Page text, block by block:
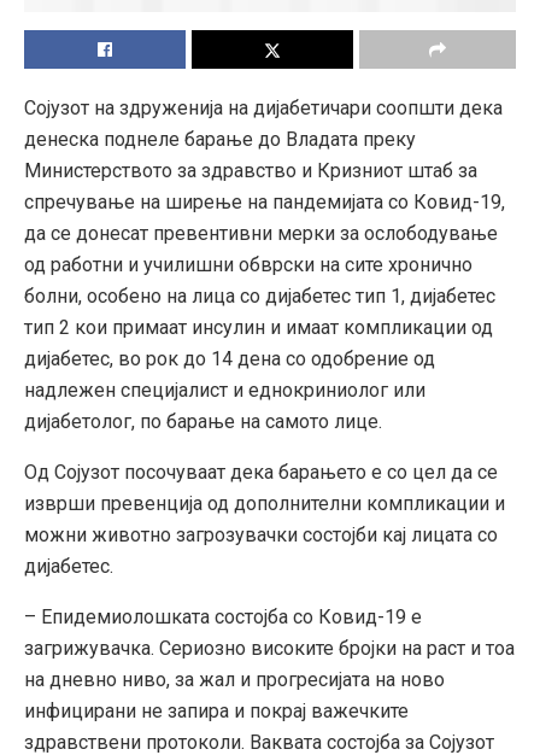
Сојузот на здруженија на дијабетичари соопшти дека
денеска поднеле барање до Владата преку
Министерството за здравство и Кризниот штаб за
спречување на ширење на пандемијата со Ковид-19,
да се донесат превентивни мерки за ослободување
од работни и училишни обврски на сите хронично
болни, особено на лица со дијабетес тип 1, дијабетес
тип 2 кои примаат инсулин и имаат компликации од
дијабетес, во рок до 14 дена со одобрение од
надлежен специјалист и еднокриниолог или
дијабетолог, по барање на самото лице.
Од Сојузот посочуваат дека барањето е со цел да се
изврши превенција од дополнителни компликации и
можни животно загрозувачки состојби кај лицата со
дијабетес.
– Епидемиолошката состојба со Ковид-19 е
загрижувачка. Сериозно високите бројки на раст и тоа
на дневно ниво, за жал и прогресијата на ново
инфицирани не запира и покрај важечките
здравствени протоколи. Ваквата состојба за Сојузот